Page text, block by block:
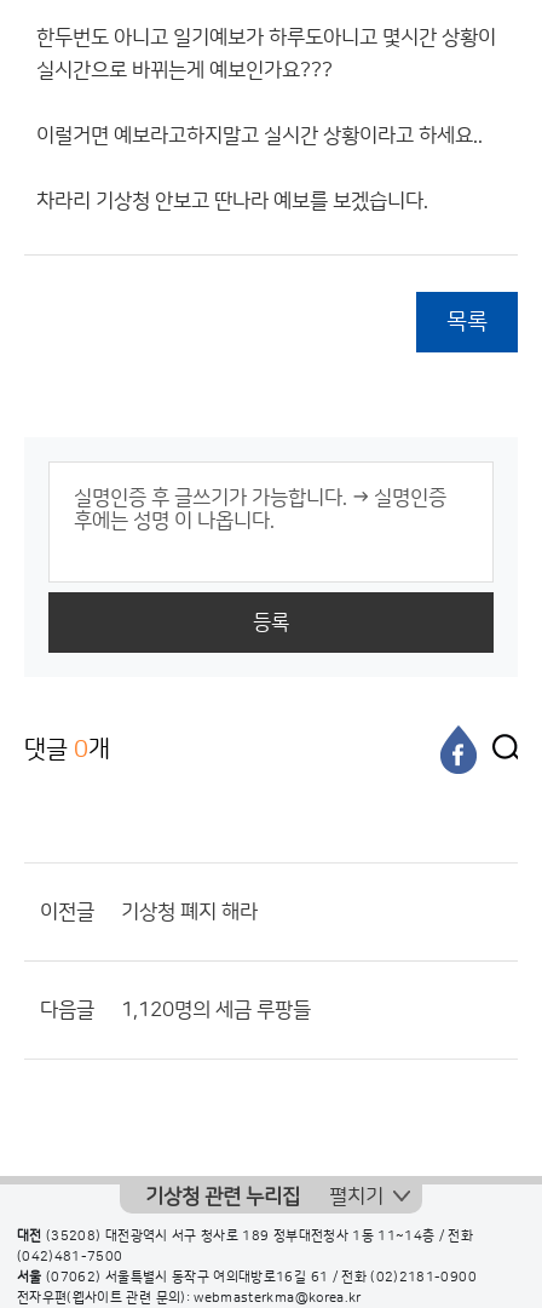
한두번도 아니고 일기예보가 하루도아니고 몇시간 상황이
실시간으로 바뀌는게 예보인가요???
이럴거면 예보라고하지말고 실시간 상황이라고 하세요..
차라리 기상청 안보고 딴나라 예보를 보겠습니다.
목록
등록
댓글 0개
이전글 기상청 폐지 해라
다음글 1,120명의 세금 루팡들
기상청 관련 누리집 펼치기
대전 (35208) 대전광역시 서구 청사로 189 정부대전청사 1동 11~14층 / 전화
(042)481-7500
서울 (07062) 서울특별시 동작구 여의대방로16길 61 / 전화(02)2181-0900
전자우편(웹사이트 관련 문의): webmasterkma@korea.kr